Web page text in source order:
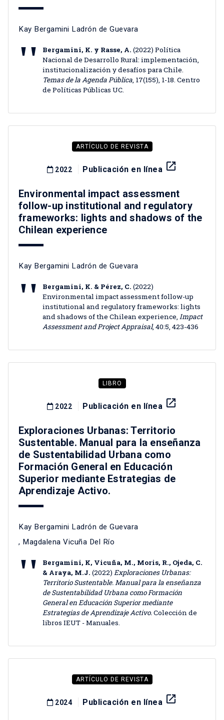
Kay Bergamini Ladrón de Guevara
Bergamini, K. y Rasse, A. (2022) Política
Nacional de Desarrollo Rural: implementación,
institucionalización y desafíos para Chile.
Temas de la Agenda Pública, 17(155), 1-18. Centro
de Políticas Públicas UC.
ARTÍCULO DE REVISTA
2022 Publicación en línea launch
Environmental impact assessment
follow-up institutional and regulatory
frameworks: lights and shadows of the
Chilean experience
Kay Bergamini Ladrón de Guevara
Bergamini, K. & Pérez, C. (2022)
Environmental impact assessment follow-up
institutional and regulatory frameworks: lights
and shadows of the Chilean experience, Impact
Assessment and Project Appraisal, 40:5, 423-436
LIBRO
2022 Publicación en línea launch
Exploraciones Urbanas: Territorio
Sustentable. Manual para la enseñanza
de Sustentabilidad Urbana como
Formación General en Educación
Superior mediante Estrategias de
Aprendizaje Activo.
Kay Bergamini Ladrón de Guevara
, Magdalena Vicuña Del Río
Bergamini, K, Vicuña, M., Moris, R., Ojeda, C.
& Araya, M.J. (2022) Exploraciones Urbanas:
Territorio Sustentable. Manual para la enseñanza
de Sustentabilidad Urbana como Formación
General en Educación Superior mediante
Estrategias de Aprendizaje Activo.Colección de
libros IEUT - Manuales.
ARTÍCULO DE REVISTA
2024 Publicación en línea launch